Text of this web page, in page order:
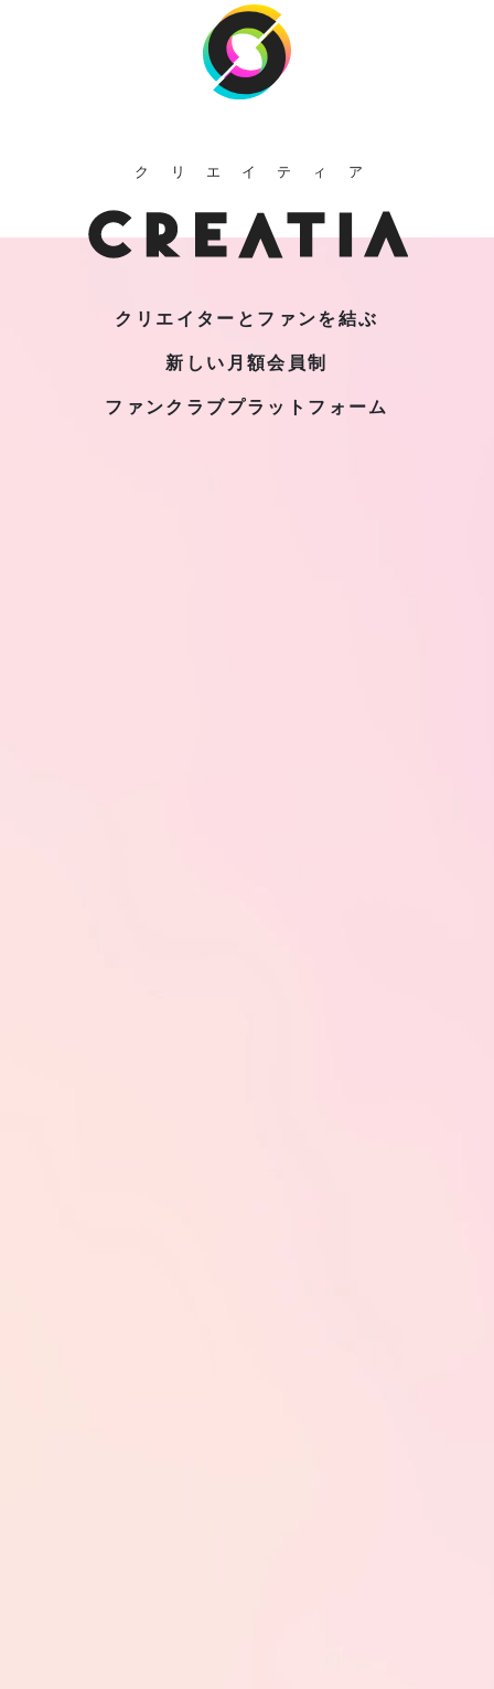
クリエイティア
クリエイターとファンを結ぶ
新しい月額会員制
ファンクラブプラットフォーム